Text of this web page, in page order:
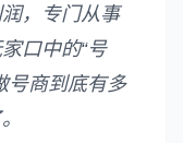
，专门从事
口中的“号
号商到底有多